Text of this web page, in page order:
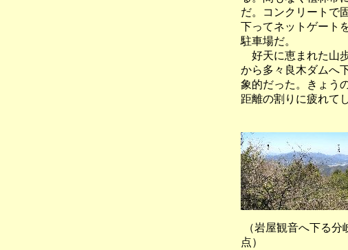
だ。コンクリートで
下ってネットゲート
駐車場だ。
好天に恵まれた山
から多々良木ダムへ
象的だった。きょう
距離の割りに疲れて
（岩頭か
（岩屋観音へ下
点）